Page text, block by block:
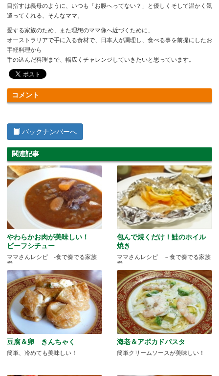
目指すは義母のように、いつも「お腹へってない？」と優しくそして温かく気
遣ってくれる、そんなママ。
愛する家族のため、また理想のママ像へ近づくために、
オーストラリアで手に入る食材で、日本人が調理し、食べる事を前提にしたお
手軽料理から
手の込んだ料理まで、幅広くチャレンジしていきたいと思っています。
コメント
バックナンバーへ
関連記事
やわらかお肉が美味しい！
ビーフシチュー
ママさんレシピ -食で奏でる家族
愛-
包んで焼くだけ！鮭のホイル
焼き
ママさんレシピ －食で奏でる家族
愛－
豆腐＆卵 きんちゃく
簡単、冷めても美味しい！
海老＆アボカドパスタ
簡単クリームソースが美味しい！